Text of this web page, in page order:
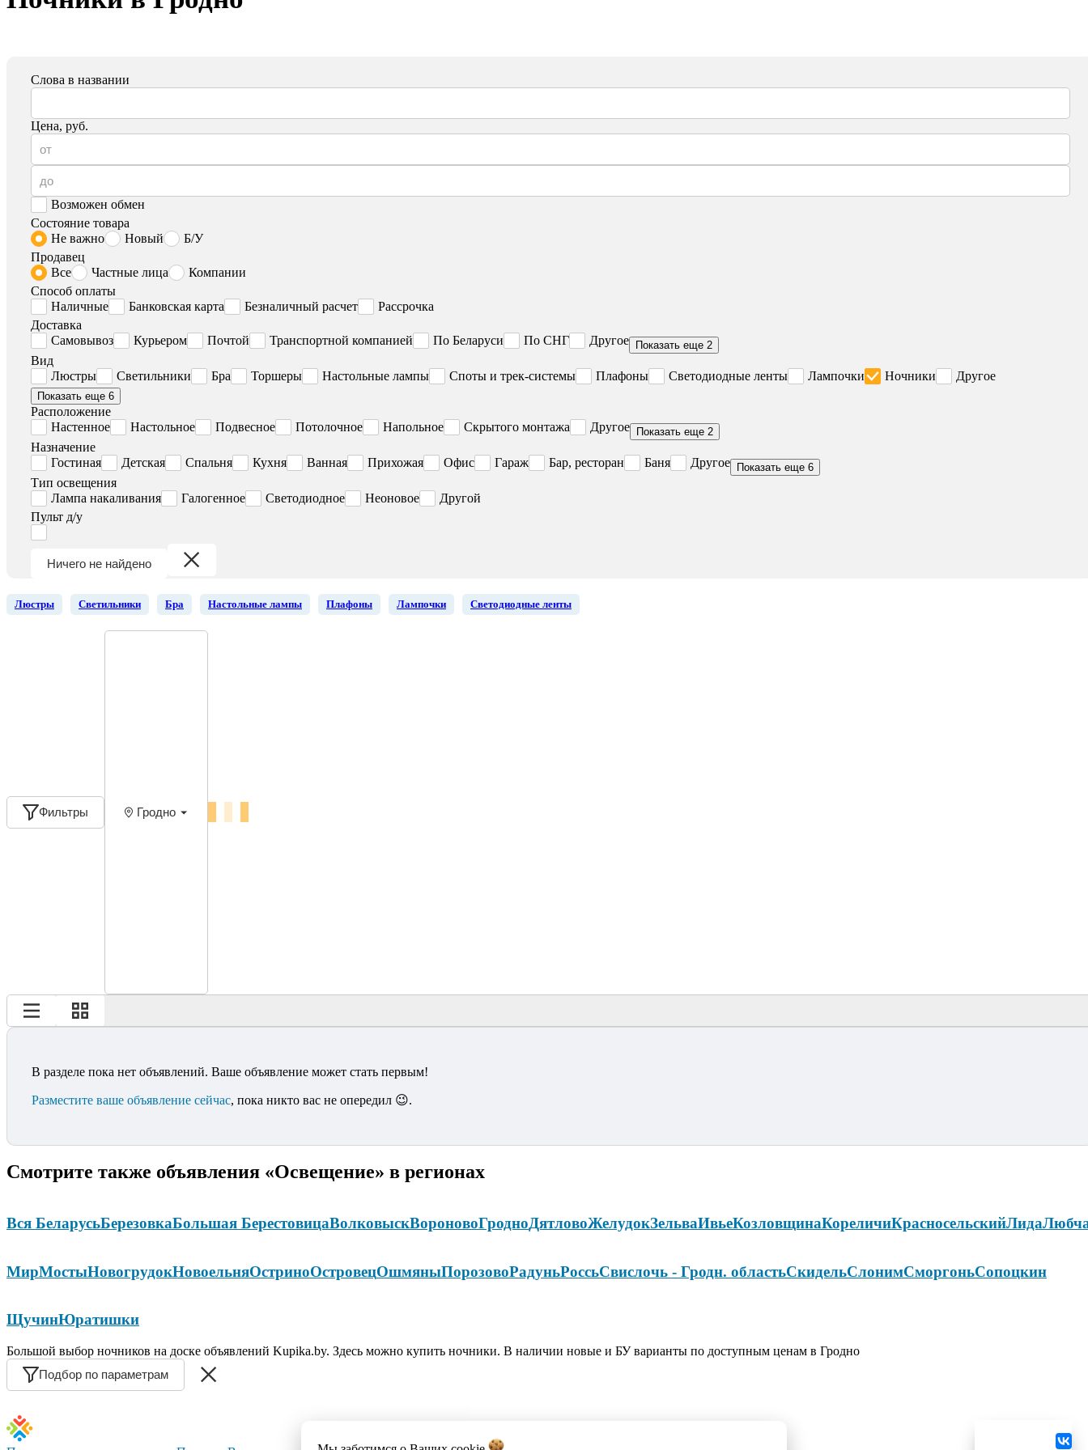
Слова в названии
Цена, руб.
Возможен обмен
Состояние товара
Не важно
Новый
Б/У
Продавец
Все
Частные лица
Компании
Способ оплаты
Наличные
Банковская карта Безналичный расчет
Рассрочка
Доставка
Самовывоз
Курьером Почтой Транспортной компанией По Беларуси По СНГ Другое Показать еще 2
Вид
Люстры
Светильники Бра Торшеры Настольные лампы Споты и трек-системы Плафоны Светодиодные ленты Лампочки Ночники Другое
Показать еще 6
Расположение
Настенное
Настольное Подвесное Потолочное Напольное Скрытого монтажа Другое Показать еще 2
Назначение
Гостиная
Детская Спальня Кухня Ванная Прихожая Офис Гараж Бар, ресторан Баня Другое Показать еще 6
Тип освещения
Лампа накаливания
Галогенное Светодиодное Неоновое
Другой
Пульт д/у
Ничего не найдено
Люстры Светильники Бра Настольные лампы Плафоны Лампочки Светодиодные ленты
Фильтры Гродно
В разделе пока нет объявлений. Ваше объявление может стать первым!
Разместите ваше объявление сейчас, пока никто вас не опередил 😉.
Смотрите также объявления «Освещение» в регионах
Вся БеларусьБерезовкаБольшая БерестовицаВолковыскВороновоГродноДятловоЖелудокЗельваИвьеКозловщинаКореличиКрасносельскийЛида
МирМостыНовогрудокНовоельняОстриноОстровецОшмяныПорозовоРадуньРоссьСвислочь - Гродн. областьСкидельСлонимСморгоньСопоцкин
ЩучинЮратишки
Большой выбор ночников на доске объявлений Kupika.by. Здесь можно купить ночники. В наличии новые и БУ варианты по доступным ценам в Гродно
Подбор по параметрам